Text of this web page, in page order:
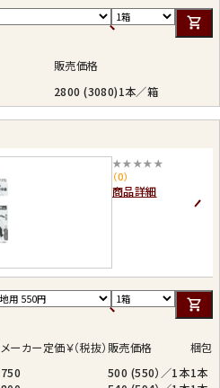
販売価格
2800 (3080)1本／箱
★★★★★
（0）
商品詳細
メーカー定価￥（税抜） 販売価格
梱包
750 500 (550）／1本1本